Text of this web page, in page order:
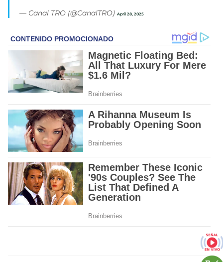
— Canal TRO (@CanalTRO)April 28, 2025